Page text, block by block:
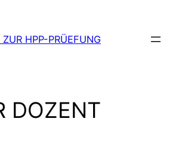
ZUR HPP-PRÜEFUNG
DOZENT